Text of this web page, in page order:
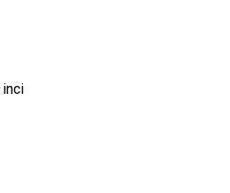
inci